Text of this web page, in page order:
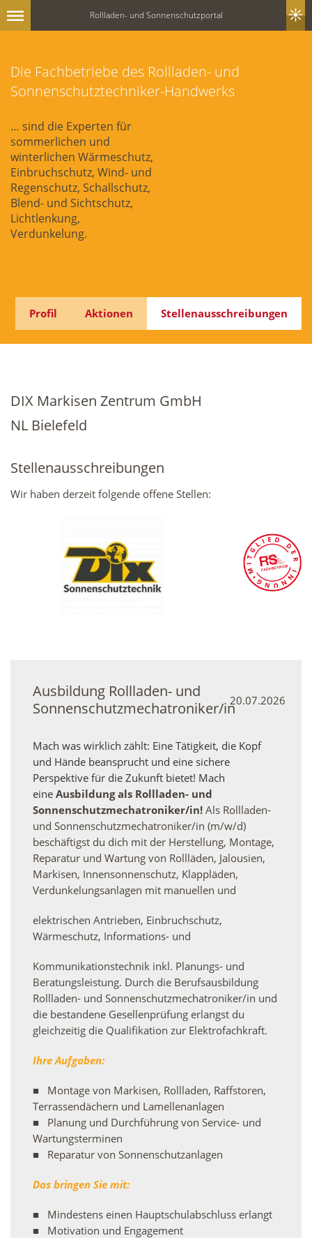
Rollladen- und Sonnenschutzportal
Die Fachbetriebe des Rollladen- und
Sonnenschutztechniker-Handwerks
… sind die Experten für
sommerlichen und
winterlichen Wärmeschutz,
Einbruchschutz, Wind- und
Regenschutz, Schallschutz,
Blend- und Sichtschutz,
Lichtlenkung,
Verdunkelung.
Profil Aktionen Stellenausschreibungen
DIX Markisen Zentrum GmbH
NL Bielefeld
Stellenausschreibungen
Wir haben derzeit folgende offene Stellen:
Ausbildung Rollladen- und
Sonnenschutzmechatroniker/in20.07.2026
Mach was wirklich zählt: Eine Tätigkeit, die Kopf
und Hände beansprucht und eine sichere
Perspektive für die Zukunft bietet! Mach
eine Ausbildung als Rollladen- und
Sonnenschutzmechatroniker/in! Als Rollladen-
und Sonnenschutzmechatroniker/in (m/w/d)
beschäftigst du dich mit der Herstellung, Montage,
Reparatur und Wartung von Rollläden, Jalousien,
Markisen, Innensonnenschutz, Klappläden,
Verdunkelungsanlagen mit manuellen und
elektrischen Antrieben, Einbruchschutz,
Wärmeschutz, Informations- und
Kommunikationstechnik inkl. Planungs- und
Beratungsleistung. Durch die Berufsausbildung
Rollladen- und Sonnenschutzmechatroniker/in und
die bestandene Gesellenprüfung erlangst du
gleichzeitig die Qualifikation zur Elektrofachkraft.
Ihre Aufgaben:
Montage von Markisen, Rollladen, Raffstoren,
Terrassendächern und Lamellenanlagen
Planung und Durchführung von Service- und
Wartungsterminen
Reparatur von Sonnenschutzanlagen
Das bringen Sie mit:
Mindestens einen Hauptschulabschluss erlangt
Motivation und Engagement